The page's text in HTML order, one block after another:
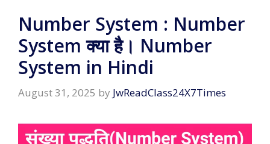
Number System : Number
System क्या है। Number
System in Hindi
August 31, 2025 by JwReadClass24X7Times